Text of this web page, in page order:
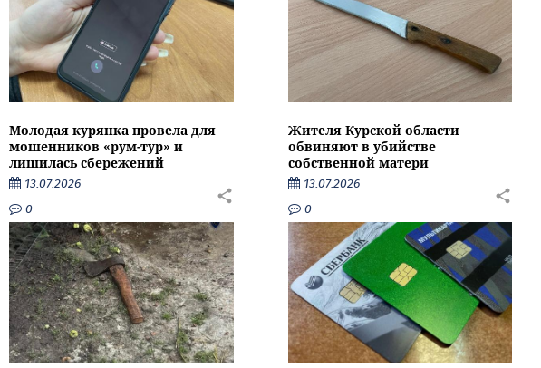
Молодая курянка провела для
мошенников «рум-тур» и
лишилась сбережений
13.07.2026
0
Жителя Курской области
обвиняют в убийстве
собственной матери
13.07.2026
0